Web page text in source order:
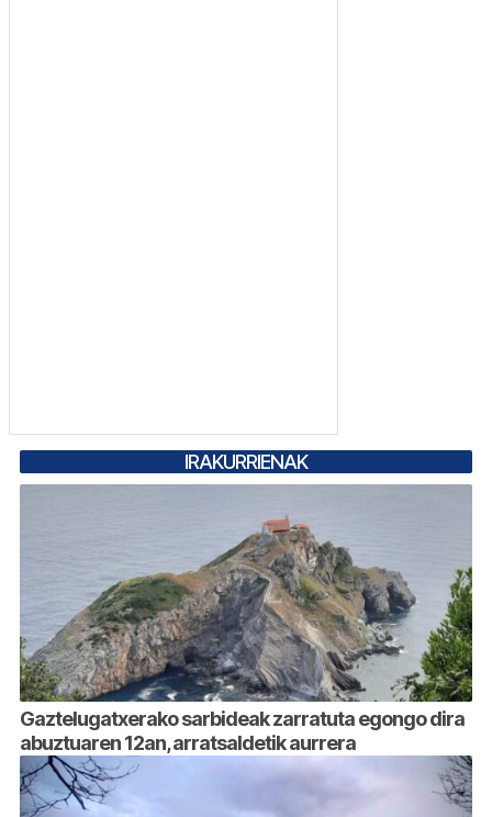
IRAKURRIENAK
Gaztelugatxerako sarbideak zarratuta egongo dira
abuztuaren 12an, arratsaldetik aurrera